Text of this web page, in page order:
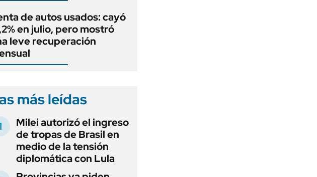
de autos usados: cayó
en julio, pero mostró
leve recuperación
más leídas
Milei autorizó el ingreso
de tropas de Brasil en
medio de la tensión
diplomática con Lula